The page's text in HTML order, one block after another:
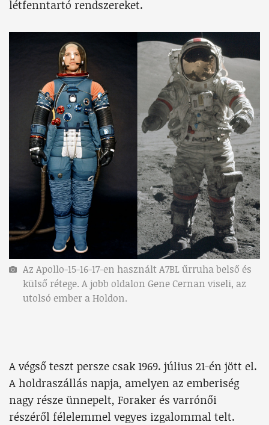
létfenntartó rendszereket.
Az Apollo-15-16-17-en használt A7BL űrruha belső és
külső rétege. A jobb oldalon Gene Cernan viseli, az
utolsó ember a Holdon.
A végső teszt persze csak 1969. július 21-én jött el.
A holdraszállás napja, amelyen az emberiség
nagy része ünnepelt, Foraker és varrónői
részéről félelemmel vegyes izgalommal telt.